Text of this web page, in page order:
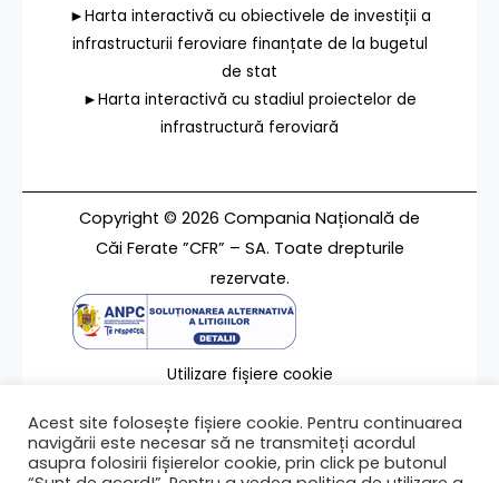
►Harta interactivă cu obiectivele de investiții a
infrastructurii feroviare finanțate de la bugetul
de stat
►Harta interactivă cu stadiul proiectelor de
infrastructură feroviară
Copyright © 2026 Compania Națională de
Căi Ferate ”CFR” – SA. Toate drepturile
rezervate.
Utilizare fișiere cookie
Contact
Acest site folosește fișiere cookie. Pentru continuarea
navigării este necesar să ne transmiteți acordul
asupra folosirii fișierelor cookie, prin click pe butonul